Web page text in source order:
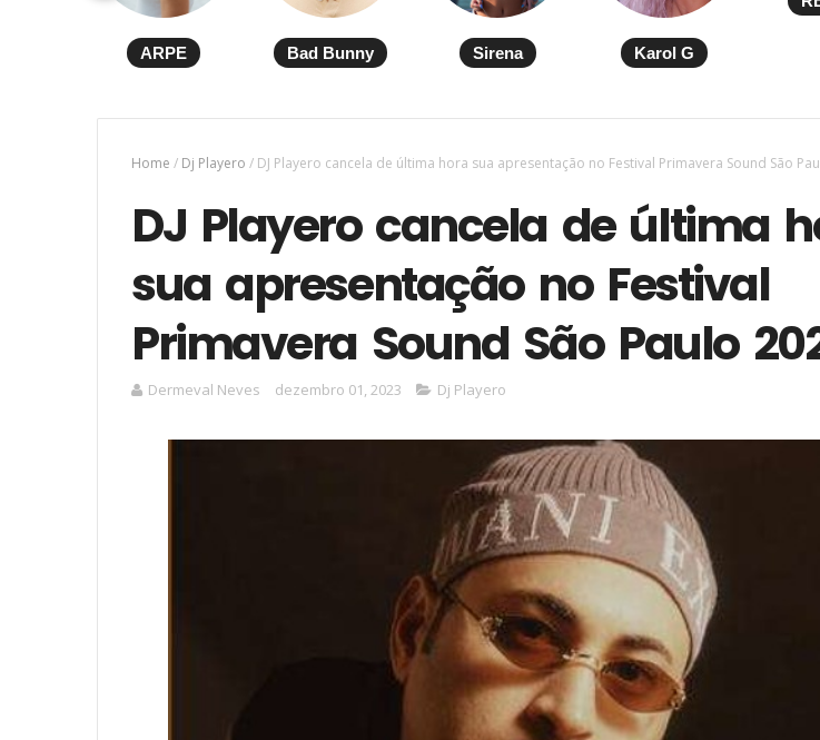
ARPE Bad Bunny Sirena Karol G
Home / Dj Playero / DJ Playero cancela de última hora sua apresentação no Festival Primavera Sound São
DJ Playero cancela de última
sua apresentação no Festival
Primavera Sound São Paulo
Dermeval Neves dezembro 01, 2023 Dj Playero